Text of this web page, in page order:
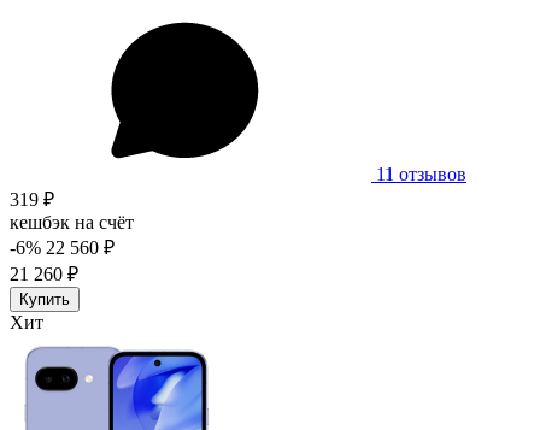
11 отзывов
319 ₽
кешбэк на счёт
-6% 22 560 ₽
21 260 ₽
Купить
Хит